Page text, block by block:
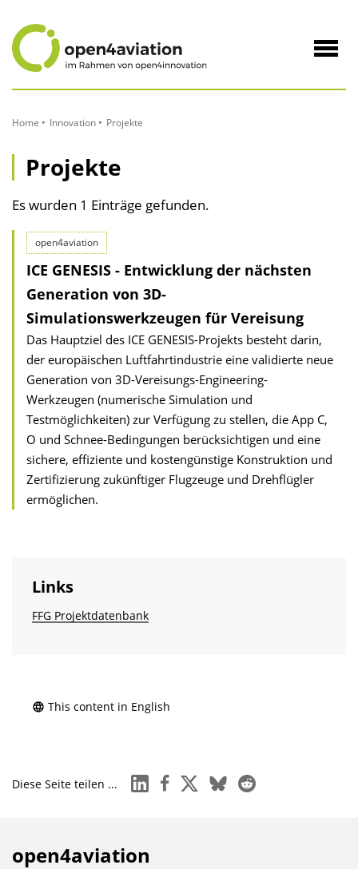
Inhalt
Home Innovation Projekte
Projekte
Es wurden 1 Einträge gefunden.
open4aviation
ICE GENESIS - Entwicklung der nächsten
Generation von 3D-
Simulationswerkzeugen für Vereisung
Das Hauptziel des ICE GENESIS-Projekts besteht darin,
der europäischen Luftfahrtindustrie eine validierte neue
Generation von 3D-Vereisungs-Engineering-
Werkzeugen (numerische Simulation und
Testmöglichkeiten) zur Verfügung zu stellen, die App C,
O und Schnee-Bedingungen berücksichtigen und eine
sichere, effiziente und kostengünstige Konstruktion und
Zertifizierung zukünftiger Flugzeuge und Drehflügler
ermöglichen.
Links
FFG Projektdatenbank
This content in English
Diese Seite teilen ... linkedinfacebook
x blueskyreddit
open4aviation